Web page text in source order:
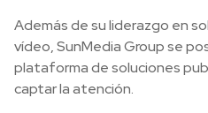
Además de su liderazgo en
vídeo, SunMedia Group se
plataforma de soluciones
captar la atención.